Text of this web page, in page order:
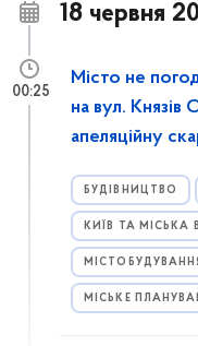
18 червня
Місто не
на вул. Князів
апеляційну
БУДІВНИЦТВО
КИЇВ ТА МІСЬКА
МІСЬКЕ
00:25